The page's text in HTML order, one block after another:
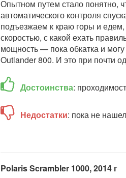
Опытном путем стало понятно,
автоматического контроля
подъезжаем к краю горы и
скоростью, с какой ехать
мощность — пока обкатка и
Outlander 800. И это при почти
Достоинства:
Недостатки: пока не
Polaris Scrambler 1000, 2014 г